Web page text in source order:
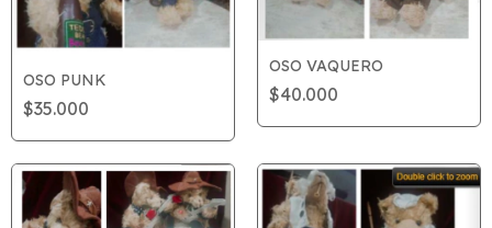
OSO PUNK
$35.000
OSO VAQUERO
$40.000